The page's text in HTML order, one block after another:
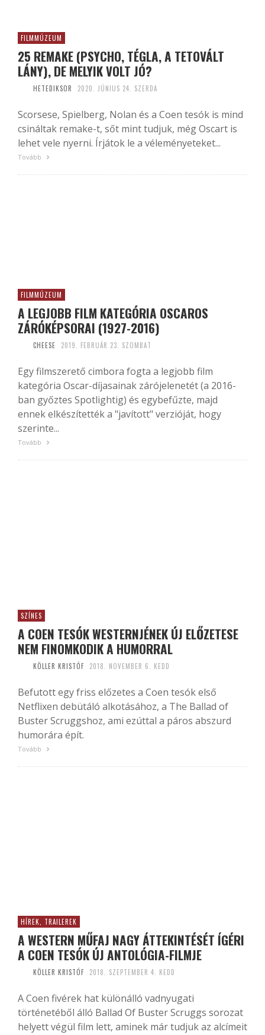
FILMMÚZEUM
25 REMAKE (PSYCHO, TÉGLA, A TETOVÁLT
LÁNY), DE MELYIK VOLT JÓ?
HETEDIKSOR 2020. JÚNIUS 24. SZERDA
Scorsese, Spielberg, Nolan és a Coen tesók is mind
csináltak remake-t, sőt mint tudjuk, még Oscart is
lehet vele nyerni. Írjátok le a véleményeteket...
Tovább
FILMMÚZEUM
A LEGJOBB FILM KATEGÓRIA OSCAROS
ZÁRÓKÉPSORAI (1927-2016)
CHEESE 2019. FEBRUÁR 23. SZOMBAT
Egy filmszerető cimbora fogta a legjobb film
kategória Oscar-díjasainak zárójelenetét (a 2016-
ban győztes Spotlightig) és egybefűzte, majd
ennek elkészítették a "javított" verzióját, hogy
szerinte...
Tovább
SZÍNES
A COEN TESÓK WESTERNJÉNEK ÚJ ELŐZETESE
NEM FINOMKODIK A HUMORRAL
KÖLLER KRISTÓF 2018. NOVEMBER 6. KEDD
Befutott egy friss előzetes a Coen tesók első
Netflixen debütáló alkotásához, a The Ballad of
Buster Scruggshoz, ami ezúttal a páros abszurd
humorára épít.
Tovább
HÍREK, TRAILEREK
A WESTERN MŰFAJ NAGY ÁTTEKINTÉSÉT ÍGÉRI
A COEN TESÓK ÚJ ANTOLÓGIA-FILMJE
KÖLLER KRISTÓF 2018. SZEPTEMBER 4. KEDD
A Coen fivérek hat különálló vadnyugati
történetéből álló Ballad Of Buster Scruggs sorozat
helyett végül film lett, aminek már tudjuk az alcímeit